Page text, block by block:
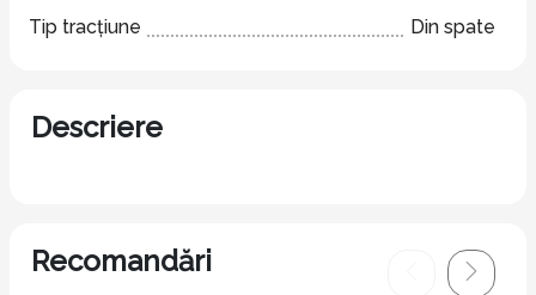
Tip tracțiune
Din spate
Descriere
Recomandări